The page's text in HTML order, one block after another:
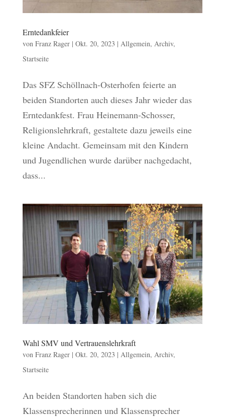
Erntedankfeier
von Franz Rager| Okt. 20, 2023 | Allgemein, Archiv,
Startseite
Das SFZ Schöllnach-Osterhofen feierte an
beiden Standorten auch dieses Jahr wieder das
Erntedankfest. Frau Heinemann-Schosser,
Religionslehrkraft, gestaltete dazu jeweils eine
kleine Andacht. Gemeinsam mit den Kindern
und Jugendlichen wurde darüber nachgedacht,
dass...
Wahl SMV und Vertrauenslehrkraft
von Franz Rager| Okt. 20, 2023 | Allgemein, Archiv,
Startseite
An beiden Standorten haben sich die
Klassensprecherinnen und Klassensprecher